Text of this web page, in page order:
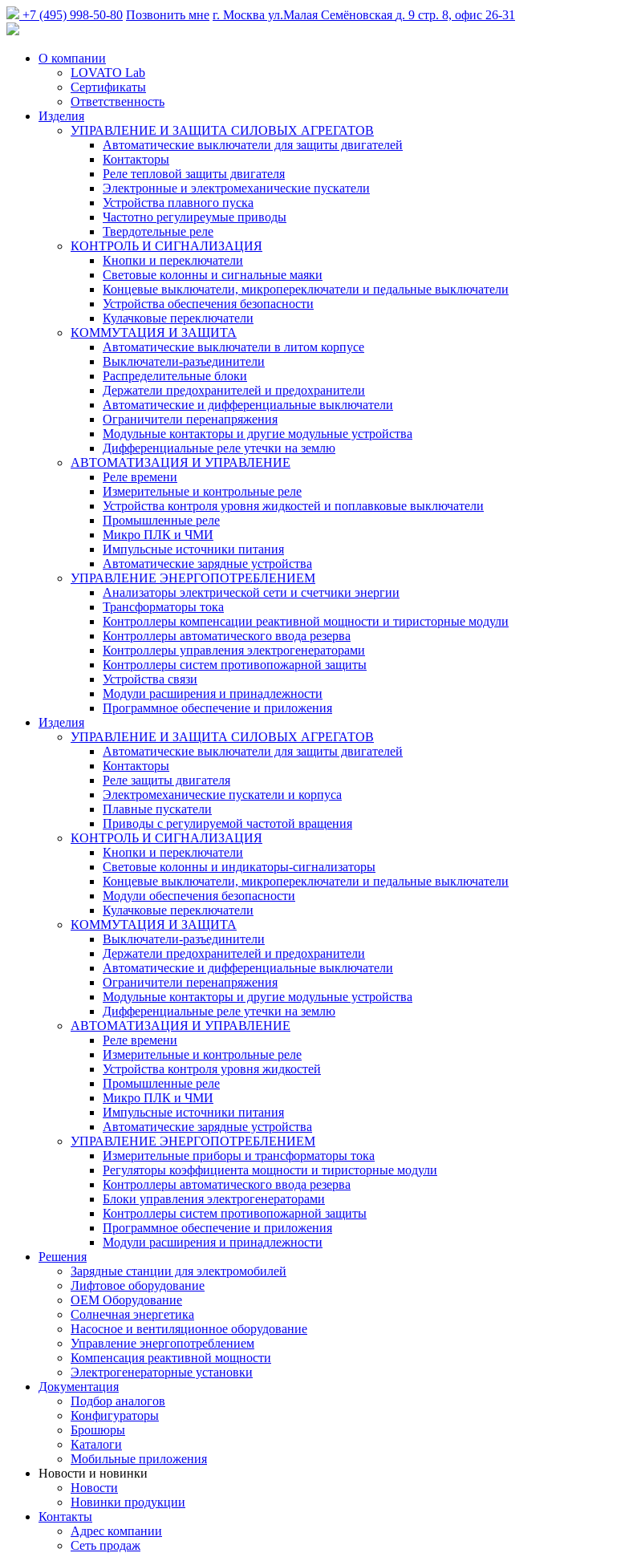
+7 (495) 998-50-80 Позвонить мне г. Москва ул.Малая Семёновская д. 9 стр. 8, офис 26-31
О компании
LOVATO Lab
Сертификаты
Ответственность
Изделия
УПРАВЛЕНИЕ И ЗАЩИТА СИЛОВЫХ АГРЕГАТОВ
Автоматические выключатели для защиты двигателей
Контакторы
Реле тепловой защиты двигателя
Электронные и электромеханические пускатели
Устройства плавного пуска
Частотно регулиреумые приводы
Твердотельные реле
КОНТРОЛЬ И СИГНАЛИЗАЦИЯ
Кнопки и переключатели
Световые колонны и сигнальные маяки
Концевые выключатели, микропереключатели и педальные выключатели
Устройства обеспечения безопасности
Кулачковые переключатели
КОММУТАЦИЯ И ЗАЩИТА
Автоматические выключатели в литом корпусе
Выключатели-разъединители
Распределительные блоки
Держатели предохранителей и предохранители
Автоматические и дифференциальные выключатели
Ограничители перенапряжения
Модульные контакторы и другие модульные устройства
Дифференциальные реле утечки на землю
АВТОМАТИЗАЦИЯ И УПРАВЛЕНИЕ
Реле времени
Измерительные и контрольные реле
Устройства контроля уровня жидкостей и поплавковые выключатели
Промышленные реле
Микро ПЛК и ЧМИ
Импульсные источники питания
Автоматические зарядные устройства
УПРАВЛЕНИЕ ЭНЕРГОПОТРЕБЛЕНИЕМ
Анализаторы электрической сети и счетчики энергии
Трансформаторы тока
Контроллеры компенсации реактивной мощности и тиристорные модули
Контроллеры автоматического ввода резерва
Контроллеры управления электрогенераторами
Контроллеры систем противопожарной защиты
Устройства связи
Модули расширения и принадлежности
Программное обеспечение и приложения
Изделия
УПРАВЛЕНИЕ И ЗАЩИТА СИЛОВЫХ АГРЕГАТОВ
Автоматические выключатели для защиты двигателей
Контакторы
Реле защиты двигателя
Электромеханические пускатели и корпуса
Плавные пускатели
Приводы с регулируемой частотой вращения
КОНТРОЛЬ И СИГНАЛИЗАЦИЯ
Кнопки и переключатели
Световые колонны и индикаторы-сигнализаторы
Концевые выключатели, микропереключатели и педальные выключатели
Модули обеспечения безопасности
Кулачковые переключатели
КОММУТАЦИЯ И ЗАЩИТА
Выключатели-разъединители
Держатели предохранителей и предохранители
Автоматические и дифференциальные выключатели
Ограничители перенапряжения
Модульные контакторы и другие модульные устройства
Дифференциальные реле утечки на землю
АВТОМАТИЗАЦИЯ И УПРАВЛЕНИЕ
Реле времени
Измерительные и контрольные реле
Устройства контроля уровня жидкостей
Промышленные реле
Микро ПЛК и ЧМИ
Импульсные источники питания
Автоматические зарядные устройства
УПРАВЛЕНИЕ ЭНЕРГОПОТРЕБЛЕНИЕМ
Измерительные приборы и трансформаторы тока
Регуляторы коэффициента мощности и тиристорные модули
Контроллеры автоматического ввода резерва
Блоки управления электрогенераторами
Контроллеры систем противопожарной защиты
Программное обеспечение и приложения
Модули расширения и принадлежности
Решения
Зарядные станции для электромобилей
Лифтовое оборудование
ОЕМ Оборудование
Солнечная энергетика
Насосное и вентиляционное оборудование
Управление энергопотреблением
Компенсация реактивной мощности
Электрогенераторные установки
Документация
Подбор аналогов
Конфигураторы
Брошюры
Каталоги
Мобильные приложения
Новости и новинки
Новости
Новинки продукции
Контакты
Адрес компании
Сеть продаж